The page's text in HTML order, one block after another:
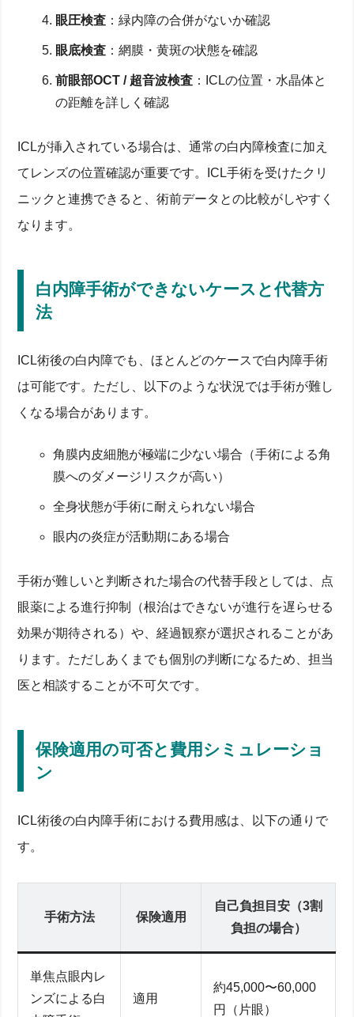
眼圧検査 ：緑内障の合併がないか確認
眼底検査 ：網膜・黄斑の状態を確認
前眼部OCT / 超音波検査 ：ICLの位置・水晶体と
の距離を詳しく確認
ICLが挿入されている場合は、通常の白内障検査に加え
てレンズの位置確認が重要です。ICL手術を受けたクリ
ニックと連携できると、術前データとの比較がしやすく
なります。
白内障手術ができないケースと代替方
法
ICL術後の白内障でも、ほとんどのケースで白内障手術
は可能です。ただし、以下のような状況では手術が難し
くなる場合があります。
角膜内皮細胞が極端に少ない場合（手術による角
膜へのダメージリスクが高い）
全身状態が手術に耐えられない場合
眼内の炎症が活動期にある場合
手術が難しいと判断された場合の代替手段としては、点
眼薬による進行抑制（根治はできないが進行を遅らせる
効果が期待される）や、経過観察が選択されることがあ
ります。ただしあくまでも個別の判断になるため、担当
医と相談することが不可欠です。
保険適用の可否と費用シミュレーショ
ン
ICL術後の白内障手術における費用感は、以下の通りで
す。
手術方法 保険適用
自己負担目安（3割
負担の場合）
単焦点眼内レ
ンズによる白
適用
約45,000〜60,000
円（片眼）